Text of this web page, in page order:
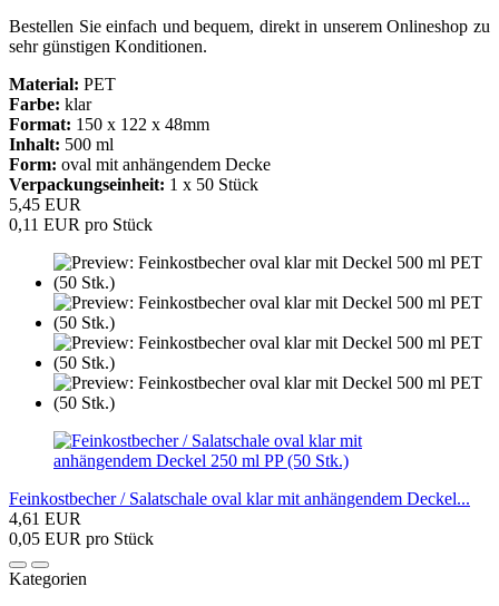
Bestellen Sie einfach und bequem, direkt in unserem Onlineshop zu
sehr günstigen Konditionen.
Material: PET
Farbe: klar
Format: 150 x 122 x 48mm
Inhalt: 500 ml
Form: oval mit anhängendem Decke
Verpackungseinheit: 1 x 50 Stück
5,45 EUR
0,11 EUR pro Stück
Feinkostbecher / Salatschale oval klar mit anhängendem Deckel...
4,61 EUR
0,05 EUR pro Stück
Kategorien